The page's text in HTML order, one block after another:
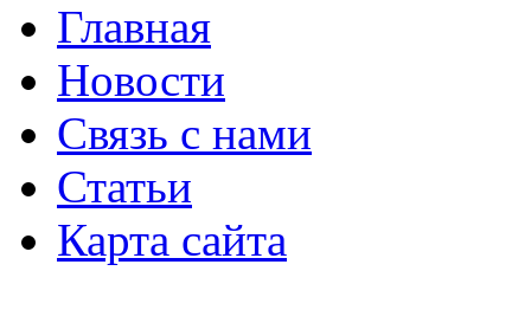
Главная
Новости
Связь с нами
Статьи
Карта сайта